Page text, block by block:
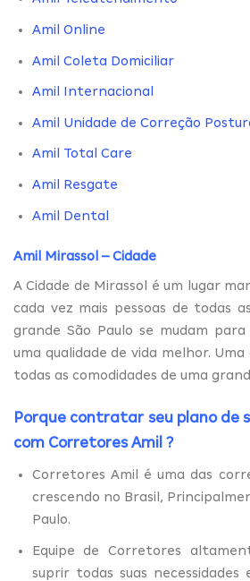
Amil Online
Amil Coleta Domiciliar
Amil Internacional
Amil Unidade de Correção
Amil Total Care
Amil Resgate
Amil Dental
Amil Mirassol – Cidade
A Cidade de Mirassol é um lugar
cada vez mais pessoas de todas
grande São Paulo se mudam
uma qualidade de vida melhor.
todas as comodidades de uma
Porque contratar seu plano de
com Corretores Amil ?
Corretores Amil é uma das
crescendo no Brasil,
Paulo.
Equipe de Corretores
suprir todas suas